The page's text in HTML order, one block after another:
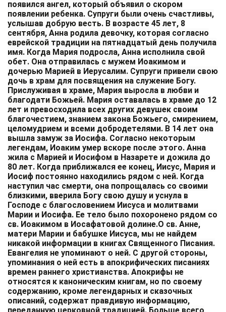
появился ангел, который объявил о скором
появлении ребенка. Супруги были очень счастливы,
услышав добрую весть. В возрасте 45 лет, 8
сентября, Анна родила девочку, которая согласно
еврейской традиции на пятнадцатый день получила
имя. Когда Мария подросла, Анна исполнила свой
обет. Она отправилась с мужем Иоакимом и
дочерью Марией в Иерусалим. Супруги привели свою
дочь в храм для посвящения на служение Богу.
Прислуживая в храме, Мария выросла в любви и
благодати Божьей. Мария оставалась в храме до 12
лет и превосходила всех других девушек своим
благочестием, знанием закона Божьего, смирением,
целомудрием и всеми добродетелями. В 14 лет она
вышла замуж за Иосифа. Согласно некоторым
легендам, Иоаким умер вскоре после этого. Анна
жила с Марией и Иосифом в Назарете и дожила до
80 лет. Когда приближался ее конец, Иисус, Мария и
Иосиф постоянно находились рядом с ней. Когда
наступил час смерти, она попрощалась со своими
близкими, вверила Богу свою душу и уснула в
Господе с благословением Иисуса и молитвами
Марии и Иосифа. Ее тело было похоронено рядом со
св. Иоакимом в Иосафатовой долине.О св. Анне,
матери Марии и бабушке Иисуса, мы не найдем
никакой информации в книгах Священного Писания.
Евангелия не упоминают о ней. С другой стороны,
упоминания о ней есть в апокрифических писаниях
времен раннего христианства. Апокрифы не
относятся к каноническим книгам, но по своему
содержанию, кроме легендарных и сказочных
описаний, содержат правдивую информацию,
переданную церковной традицией. Больше всего